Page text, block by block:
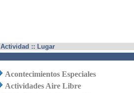
Actividad :: Lugar
Acontecimientos Especiales
Actividades Aire Libre